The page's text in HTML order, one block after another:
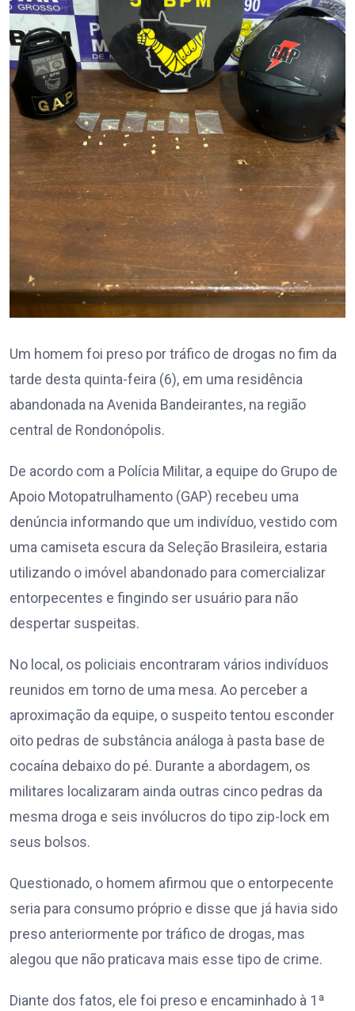
Um homem foi preso por tráfico de drogas no fim da
tarde desta quinta-feira (6), em uma residência
abandonada na Avenida Bandeirantes, na região
central de Rondonópolis.
De acordo com a Polícia Militar, a equipe do Grupo de
Apoio Motopatrulhamento (GAP) recebeu uma
denúncia informando que um indivíduo, vestido com
uma camiseta escura da Seleção Brasileira, estaria
utilizando o imóvel abandonado para comercializar
entorpecentes e fingindo ser usuário para não
despertar suspeitas.
No local, os policiais encontraram vários indivíduos
reunidos em torno de uma mesa. Ao perceber a
aproximação da equipe, o suspeito tentou esconder
oito pedras de substância análoga à pasta base de
cocaína debaixo do pé. Durante a abordagem, os
militares localizaram ainda outras cinco pedras da
mesma droga e seis invólucros do tipo zip-lock em
seus bolsos.
Questionado, o homem afirmou que o entorpecente
seria para consumo próprio e disse que já havia sido
preso anteriormente por tráfico de drogas, mas
alegou que não praticava mais esse tipo de crime.
Diante dos fatos, ele foi preso e encaminhado à 1ª